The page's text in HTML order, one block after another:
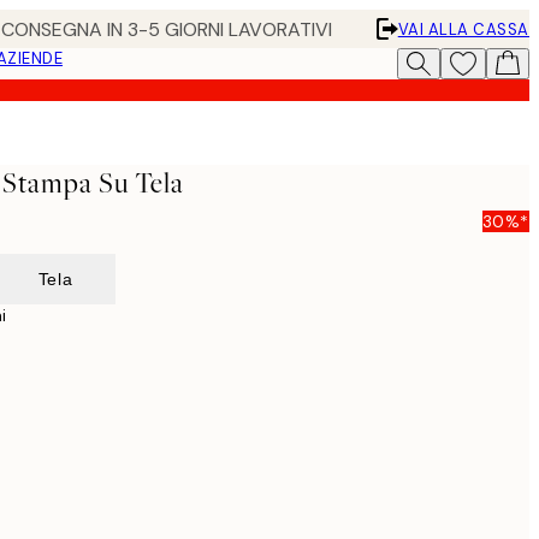
IN 3-5 GIORNI LAVORATIVI
VAI ALLA CASSA
Su Tela
30%*
Tela